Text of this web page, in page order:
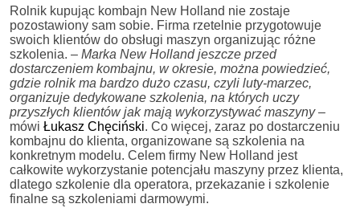
Rolnik kupując kombajn New Holland nie zostaje
pozostawiony sam sobie. Firma rzetelnie przygotowuje
swoich klientów do obsługi maszyn organizując różne
szkolenia. – Marka New Holland jeszcze przed
dostarczeniem kombajnu, w okresie, można powiedzieć,
gdzie rolnik ma bardzo dużo czasu, czyli luty-marzec,
organizuje dedykowane szkolenia, na których uczy
przyszłych klientów jak mają wykorzystywać maszyny–
mówi Łukasz Chęciński. Co więcej, zaraz po dostarczeniu
kombajnu do klienta, organizowane są szkolenia na
konkretnym modelu. Celem firmy New Holland jest
całkowite wykorzystanie potencjału maszyny przez klienta,
dlatego szkolenie dla operatora, przekazanie i szkolenie
finalne są szkoleniami darmowymi.